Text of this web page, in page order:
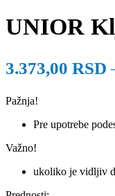
UNIOR
3.373,00 RSD
Pažnja!
Pre upotrebe
Važno!
ukoliko je vidljiv